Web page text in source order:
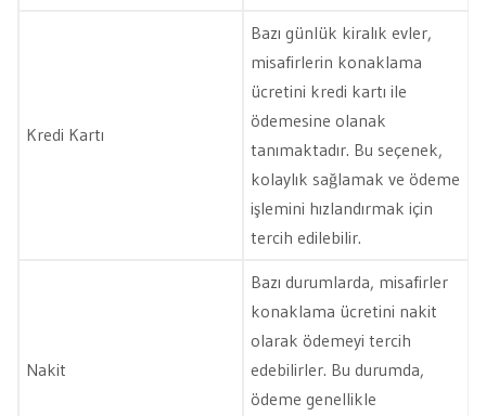
Kredi Kartı
Bazı günlük kiralık evler,
misafirlerin konaklama
ücretini kredi kartı ile
ödemesine olanak
tanımaktadır. Bu seçenek,
kolaylık sağlamak ve ödeme
işlemini hızlandırmak için
tercih edilebilir.
Nakit
Bazı durumlarda, misafirler
konaklama ücretini nakit
olarak ödemeyi tercih
edebilirler. Bu durumda,
ödeme genellikle